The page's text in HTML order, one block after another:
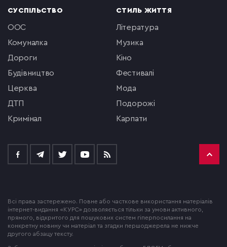
СУСПІЛЬСТВО
ООС
комуналка
Дороги
будівництво
церква
ДТП
кримінал
СТИЛЬ ЖИТТЯ
література
музика
кіно
фестивалі
мода
подорожі
Карпати
Всі права застережено. Повне або часткове використання матеріалів
інтернет-видання «КУРС» дозволяється тільки за умови активного,
прямого, відкритого для пошукових систем гіперпосилання на
конкретну новину чи матеріал та згадки першоджерела не нижче
другого абзацу тексту.